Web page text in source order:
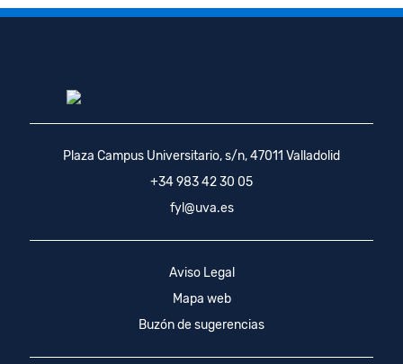
Plaza Campus Universitario, s/n, 47011 Valladolid
+34 983 42 30 05
fyl@uva.es
Aviso Legal
Mapa web
Buzón de sugerencias